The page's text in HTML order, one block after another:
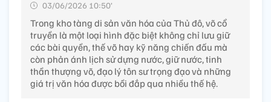
03/06/2026 10:50’
Trong kho tàng di sản văn hóa của Thủ đô, võ cổ
truyền là một loại hình đặc biệt không chỉ lưu giữ
các bài quyền, thế võ hay kỹ năng chiến đấu mà
còn phản ánh lịch sử dựng nước, giữ nước, tinh
thần thượng võ, đạo lý tôn sư trọng đạo và những
giá trị văn hóa được bồi đắp qua nhiều thế hệ.